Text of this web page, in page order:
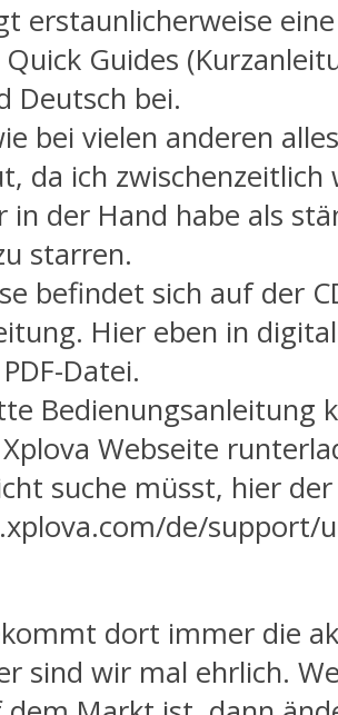
erstaunlicherweise
Guides
Deutsch bei.
bei vielen anderen
da ich zwischenzeitlich
in der Hand habe als
starren.
befindet sich auf der
Hier eben in
Datei.
Bedienungsanleitung
Webseite
suche müsst, hier
de/support/
dort immer die
sind wir mal ehrlich.